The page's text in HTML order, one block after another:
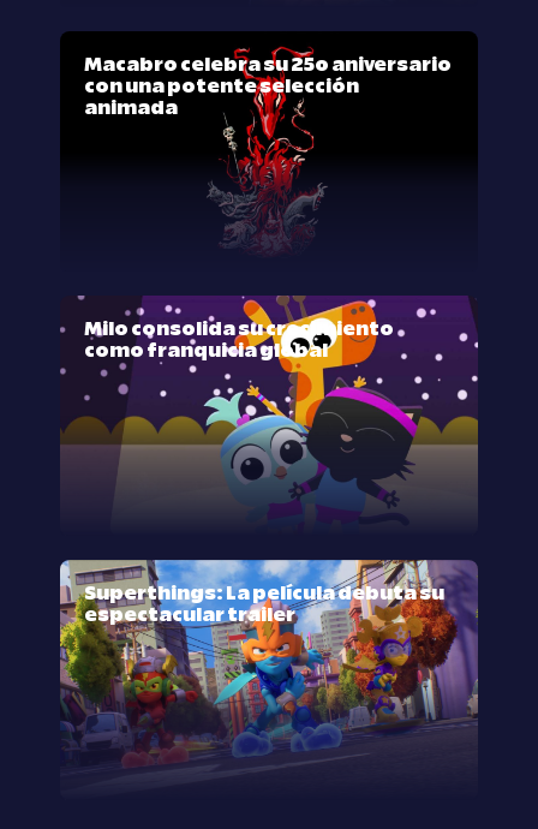
Macabro celebra su 25º aniversario
con una potente selección
animada
Milo consolida su crecimiento
como franquicia global
Superthings: La película debuta su
espectacular trailer